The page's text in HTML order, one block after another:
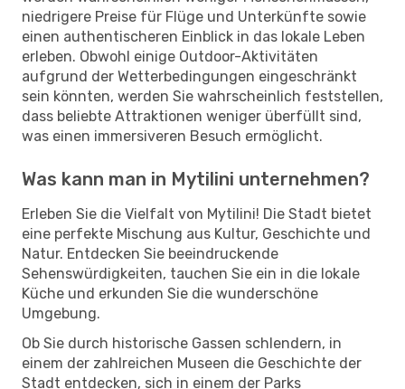
niedrigere Preise für Flüge und Unterkünfte sowie
einen authentischeren Einblick in das lokale Leben
erleben. Obwohl einige Outdoor-Aktivitäten
aufgrund der Wetterbedingungen eingeschränkt
sein könnten, werden Sie wahrscheinlich feststellen,
dass beliebte Attraktionen weniger überfüllt sind,
was einen immersiveren Besuch ermöglicht.
Was kann man in Mytilini unternehmen?
Erleben Sie die Vielfalt von Mytilini! Die Stadt bietet
eine perfekte Mischung aus Kultur, Geschichte und
Natur. Entdecken Sie beeindruckende
Sehenswürdigkeiten, tauchen Sie ein in die lokale
Küche und erkunden Sie die wunderschöne
Umgebung.
Ob Sie durch historische Gassen schlendern, in
einem der zahlreichen Museen die Geschichte der
Stadt entdecken, sich in einem der Parks